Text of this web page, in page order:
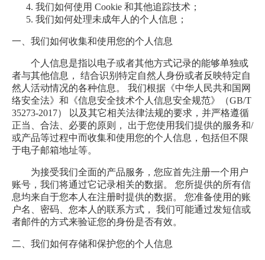
我们如何使用 Cookie 和其他追踪技术；
我们如何处理未成年人的个人信息；
一、我们如何收集和使用您的个人信息
个人信息是指以电子或者其他方式记录的能够单独或
者与其他信息， 结合识别特定自然人身份或者反映特定自
然人活动情况的各种信息。 我们根据《中华人民共和国网
络安全法》和《信息安全技术个人信息安全规范》（GB/T
35273-2017） 以及其它相关法律法规的要求，并严格遵循
正当、合法、必要的原则， 出于您使用我们提供的服务和/
或产品等过程中而收集和使用您的个人信息，包括但不限
于电子邮箱地址等。
为接受我们全面的产品服务，您应首先注册一个用户
账号，我们将通过它记录相关的数据。 您所提供的所有信
息均来自于您本人在注册时提供的数据。 您准备使用的账
户名、密码、您本人的联系方式， 我们可能通过发短信或
者邮件的方式来验证您的身份是否有效。
二、我们如何存储和保护您的个人信息